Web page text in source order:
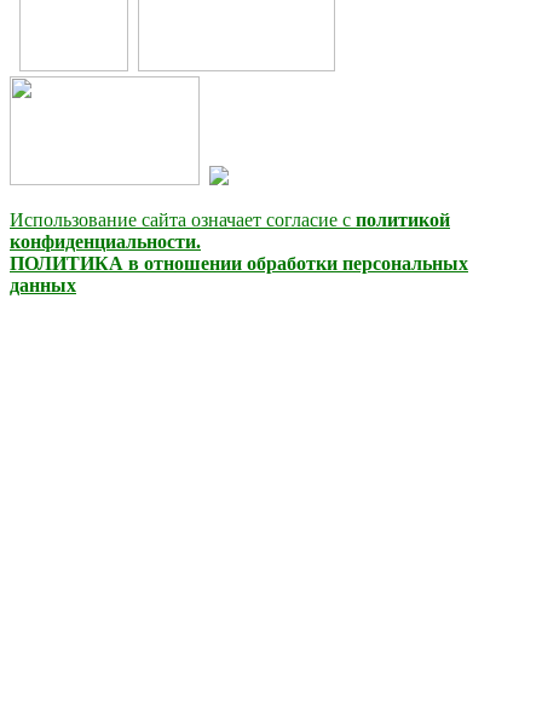
Использование сайта означает согласие с политикой
конфиденциальности.
ПОЛИТИКА в отношении обработки персональных
данных